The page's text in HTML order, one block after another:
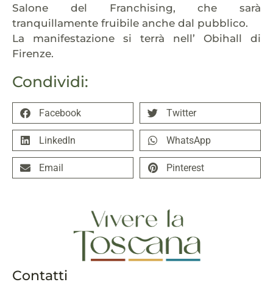
Condividi:
Facebook Twitter
LinkedIn WhatsApp
Email Pinterest
Salone del Franchising, che sarà
tranquillamente fruibile anche dal pubblico.
La manifestazione si terrà nell’ Obihall di
Firenze.
Contatti